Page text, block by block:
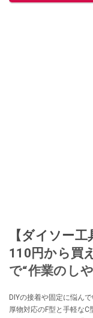
【ダイソー
110円から買
で“作業のし
DIYの接着や固定に悩ん
厚物対応のF型と手軽な